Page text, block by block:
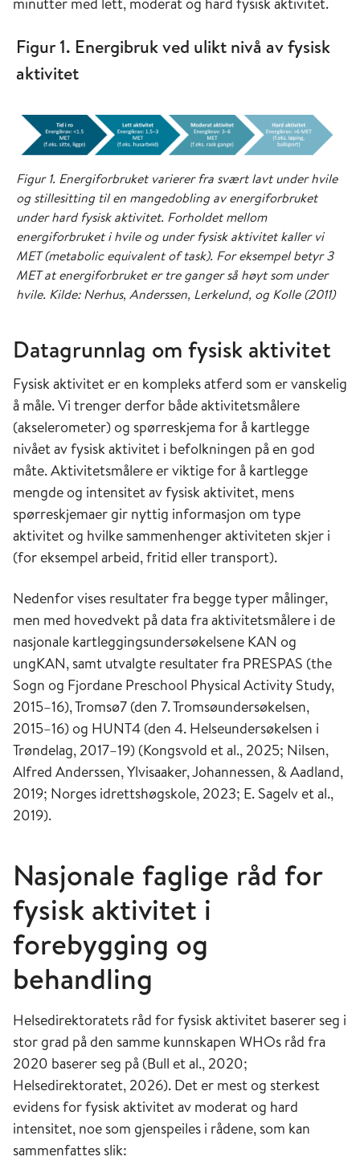
Figur 1. Energibruk ved ulikt nivå av fysisk
aktivitet
Figur 1. Energiforbruket varierer fra svært lavt under hvile
og stillesitting til en mangedobling av energiforbruket
under hard fysisk aktivitet. Forholdet mellom
energiforbruket i hvile og under fysisk aktivitet kaller vi
MET (metabolic equivalent of task). For eksempel betyr 3
MET at energiforbruket er tre ganger så høyt som under
hvile. Kilde: Nerhus, Anderssen, Lerkelund, og Kolle (2011)
Datagrunnlag om fysisk aktivitet
Fysisk aktivitet er en kompleks atferd som er vanskelig
å måle. Vi trenger derfor både aktivitetsmålere
(akselerometer) og spørreskjema for å kartlegge
nivået av fysisk aktivitet i befolkningen på en god
måte. Aktivitetsmålere er viktige for å kartlegge
mengde og intensitet av fysisk aktivitet, mens
spørreskjemaer gir nyttig informasjon om type
aktivitet og hvilke sammenhenger aktiviteten skjer i
(for eksempel arbeid, fritid eller transport).
Nedenfor vises resultater fra begge typer målinger,
men med hovedvekt på data fra aktivitetsmålere i de
nasjonale kartleggingsundersøkelsene KAN og
ungKAN, samt utvalgte resultater fra PRESPAS (the
Sogn og Fjordane Preschool Physical Activity Study,
2015–16), Tromsø7 (den 7. Tromsøundersøkelsen,
2015–16) og HUNT4 (den 4. Helseundersøkelsen i
Trøndelag, 2017–19) (Kongsvold et al., 2025; Nilsen,
Alfred Anderssen, Ylvisaaker, Johannessen, & Aadland,
2019; Norges idrettshøgskole, 2023; E. Sagelv et al.,
2019).
Nasjonale faglige råd for
fysisk aktivitet i
forebygging og
behandling
Helsedirektoratets råd for fysisk aktivitet baserer seg i
stor grad på den samme kunnskapen WHOs råd fra
2020 baserer seg på (Bull et al., 2020;
Helsedirektoratet, 2026). Det er mest og sterkest
evidens for fysisk aktivitet av moderat og hard
intensitet, noe som gjenspeiles i rådene, som kan
sammenfattes slik: